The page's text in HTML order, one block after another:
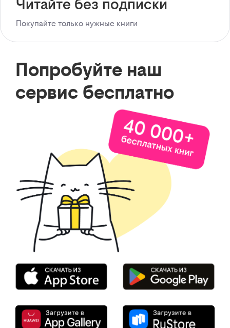
Читайте без подписки
Покупайте только нужные книги
Попробуйте наш
сервис бесплатно